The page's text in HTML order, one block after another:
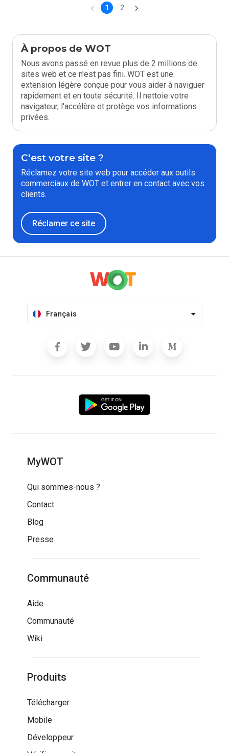
1 2
À propos de WOT
Nous avons passé en revue plus de 2 millions de
sites web et ce n'est pas fini. WOT est une
extension légère conçue pour vous aider à naviguer
rapidement et en toute sécurité. Il nettoie votre
navigateur, l'accélère et protège vos informations
privées.
C'est votre site ?
Réclamez votre site web pour accéder aux outils
commerciaux de WOT et entrer en contact avec vos
clients.
Réclamer ce site
Français
MyWOT
Qui sommes-nous ?
Contact
Blog
Presse
Communauté
Aide
Communauté
Wiki
Produits
Télécharger
Mobile
Développeur